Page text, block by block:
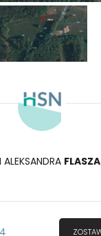
ALEKSANDRA FLASZA